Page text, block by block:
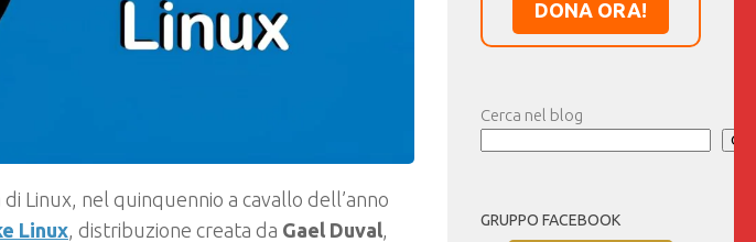
Linux, nel quinquennio a cavallo dell’anno
Linux, distribuzione creata da Gael Duval,
DONA ORA!
Cerca nel blog
GRUPPO FACEBOOK